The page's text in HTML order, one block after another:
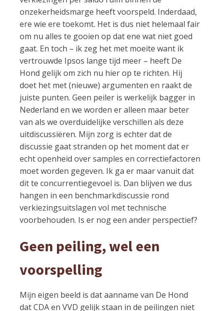
onzekerheidsmarge heeft voorspeld. Inderdaad,
ere wie ere toekomt. Het is dus niet helemaal fair
om nu alles te gooien op dat ene wat niet goed
gaat. En toch – ik zeg het met moeite want ik
vertrouwde Ipsos lange tijd meer – heeft De
Hond gelijk om zich nu hier op te richten. Hij
doet het met (nieuwe) argumenten en raakt de
juiste punten. Geen peiler is werkelijk bagger in
Nederland en we worden er alleen maar beter
van als we overduidelijke verschillen als deze
uitdiscussiëren. Mijn zorg is echter dat de
discussie gaat stranden op het moment dat er
echt openheid over samples en correctiefactoren
moet worden gegeven. Ik ga er maar vanuit dat
dit te concurrentiegevoel is. Dan blijven we dus
hangen in een benchmarkdiscussie rond
verkiezingsuitslagen vol met technische
voorbehouden. Is er nog een ander perspectief?
Geen peiling, wel een
voorspelling
Mijn eigen beeld is dat aanname van De Hond
dat CDA en VVD gelijk staan in de peilingen niet